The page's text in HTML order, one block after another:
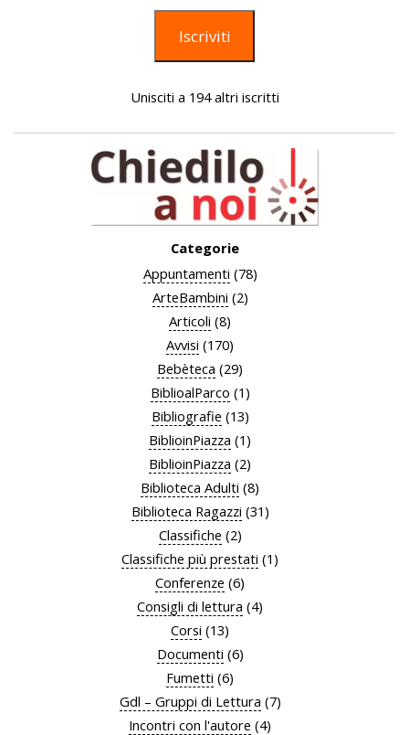
Iscriviti
Unisciti a 194 altri iscritti
Categorie
Appuntamenti (78)
ArteBambini (2)
Articoli (8)
Avvisi (170)
Bebèteca (29)
BiblioalParco (1)
Bibliografie (13)
BiblioinPiazza (1)
BiblioinPiazza (2)
Biblioteca Adulti (8)
Biblioteca Ragazzi (31)
Classifiche (2)
Classifiche più prestati (1)
Conferenze (6)
Consigli di lettura (4)
Corsi (13)
Documenti (6)
Fumetti (6)
Gdl – Gruppi di Lettura (7)
Incontri con l'autore (4)